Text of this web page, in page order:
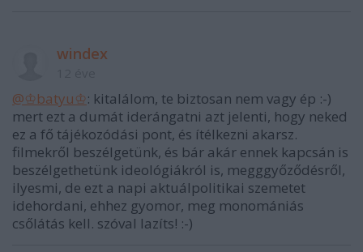
windex
@♔batyu♔: kitalálom, te biztosan nem vagy ép :-)
mert ezt a dumát iderángatni azt jelenti, hogy neked
ez a fő tájékozódási pont, és ítélkezni akarsz.
filmekről beszélgetünk, és bár akár ennek kapcsán is
beszélgethetünk ideológiákról is, megggyőződésről,
ilyesmi, de ezt a napi aktuálpolitikai szemetet
idehordani, ehhez gyomor, meg monomániás
csőlátás kell. szóval lazíts! :-)